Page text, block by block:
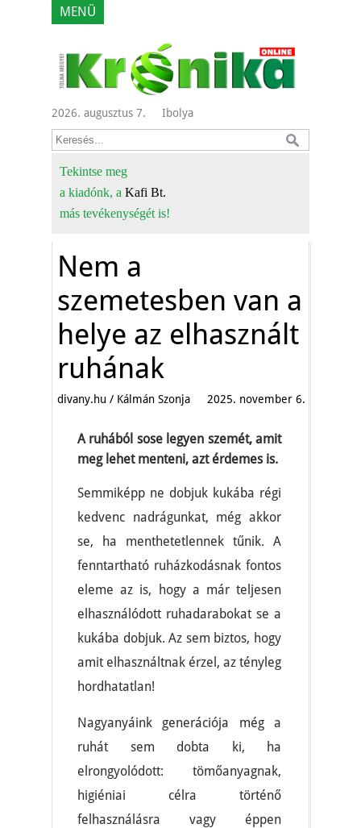
MENÜ
2026. augusztus 7. Ibolya
Tekintse meg
a kiadónk, a Kafi Bt.
más tevékenységét is!
Nem a
szemetesben van a
helye az elhasznált
ruhának
divany.hu / Kálmán Szonja 2025. november 6.
A ruhából sose legyen szemét, amit
meg lehet menteni, azt érdemes is.
Semmiképp ne dobjuk kukába régi
kedvenc nadrágunkat, még akkor
se, ha menthetetlennek tűnik. A
fenntartható ruházkodásnak fontos
eleme az is, hogy a már teljesen
elhasználódott ruhadarabokat se a
kukába dobjuk. Az sem biztos, hogy
amit elhasználtnak érzel, az tényleg
hordhatatlan!
Nagyanyáink generációja még a
ruhát sem dobta ki, ha
elrongyolódott: tömőanyagnak,
higiéniai célra történő
felhasználásra vagy éppen